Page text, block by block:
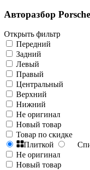
Авторазбор
Открыть фильтр
Передний
Задний
Левый
Правый
Центральный
Верхний
Нижний
Не оригинал
Новый товар
Товар по скидке
Плиткой
Не оригинал
Новый товар